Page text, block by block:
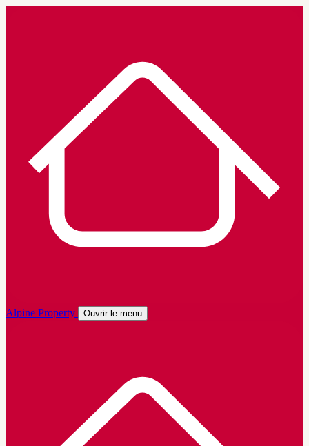
Alpine Property Ouvrir le menu